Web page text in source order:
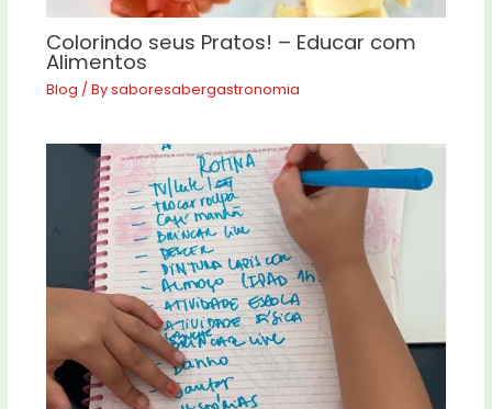
Colorindo seus Pratos! – Educar com
Alimentos
Blog / Bysaboresabergastronomia